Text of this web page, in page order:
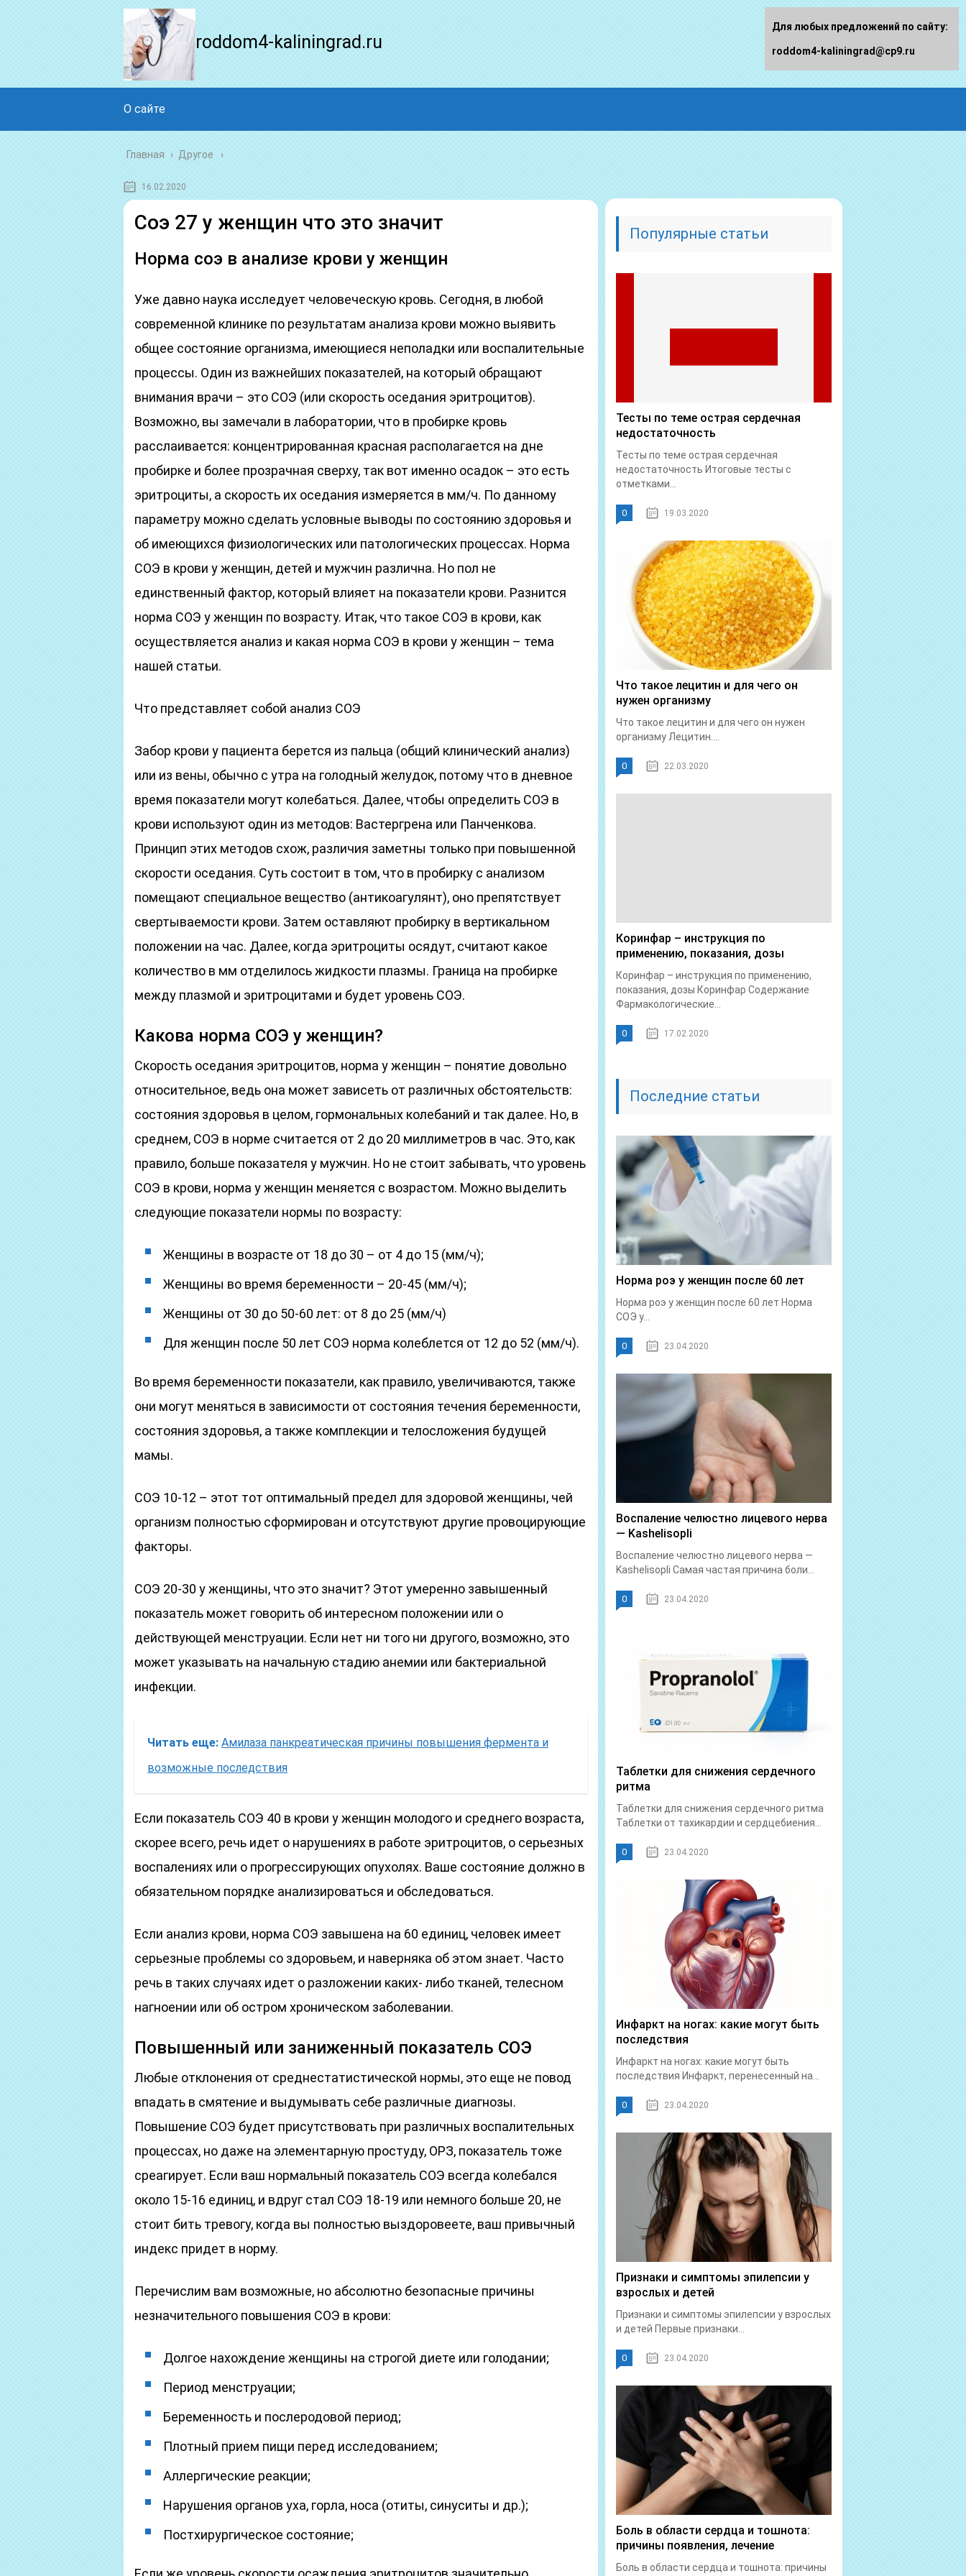
roddom4-kaliningrad.ru
О сайте
Главная › Другое
16.02.2020
Соэ 27 у женщин что это значит
Норма соэ в анализе крови у женщин
Уже давно наука исследует человеческую кровь. Сегодня, в любой
современной клинике по результатам анализа крови можно выявить
общее состояние организма, имеющиеся неполадки или воспалительные
процессы. Один из важнейших показателей, на который обращают
внимания врачи – это СОЭ (или скорость оседания эритроцитов).
Возможно, вы замечали в лаборатории, что в пробирке кровь
расслаивается: концентрированная красная располагается на дне
пробирке и более прозрачная сверху, так вот именно осадок – это есть
эритроциты, а скорость их оседания измеряется в мм/ч. По данному
параметру можно сделать условные выводы по состоянию здоровья и
об имеющихся физиологических или патологических процессах. Норма
СОЭ в крови у женщин, детей и мужчин различна. Но пол не
единственный фактор, который влияет на показатели крови. Разнится
норма СОЭ у женщин по возрасту. Итак, что такое СОЭ в крови, как
осуществляется анализ и какая норма СОЭ в крови у женщин – тема
нашей статьи.
Что представляет собой анализ СОЭ
Забор крови у пациента берется из пальца (общий клинический анализ)
или из вены, обычно с утра на голодный желудок, потому что в дневное
время показатели могут колебаться. Далее, чтобы определить СОЭ в
крови используют один из методов: Вастергрена или Панченкова.
Принцип этих методов схож, различия заметны только при повышенной
скорости оседания. Суть состоит в том, что в пробирку с анализом
помещают специальное вещество (антикоагулянт), оно препятствует
свертываемости крови. Затем оставляют пробирку в вертикальном
положении на час. Далее, когда эритроциты осядут, считают какое
количество в мм отделилось жидкости плазмы. Граница на пробирке
между плазмой и эритроцитами и будет уровень СОЭ.
Какова норма СОЭ у женщин?
Скорость оседания эритроцитов, норма у женщин – понятие довольно
относительное, ведь она может зависеть от различных обстоятельств:
состояния здоровья в целом, гормональных колебаний и так далее. Но, в
среднем, СОЭ в норме считается от 2 до 20 миллиметров в час. Это, как
правило, больше показателя у мужчин. Но не стоит забывать, что уровень
СОЭ в крови, норма у женщин меняется с возрастом. Можно выделить
следующие показатели нормы по возрасту:
Женщины в возрасте от 18 до 30 – от 4 до 15 (мм/ч);
Женщины во время беременности – 20-45 (мм/ч);
Женщины от 30 до 50-60 лет: от 8 до 25 (мм/ч)
Для женщин после 50 лет СОЭ норма колеблется от 12 до 52 (мм/ч).
Во время беременности показатели, как правило, увеличиваются, также
они могут меняться в зависимости от состояния течения беременности,
состояния здоровья, а также комплекции и телосложения будущей
мамы.
СОЭ 10-12 – этот тот оптимальный предел для здоровой женщины, чей
организм полностью сформирован и отсутствуют другие провоцирующие
факторы.
СОЭ 20-30 у женщины, что это значит? Этот умеренно завышенный
показатель может говорить об интересном положении или о
действующей менструации. Если нет ни того ни другого, возможно, это
может указывать на начальную стадию анемии или бактериальной
инфекции.
Читать еще: Амилаза панкреатическая причины повышения фермента и
возможные последствия
Если показатель СОЭ 40 в крови у женщин молодого и среднего возраста,
скорее всего, речь идет о нарушениях в работе эритроцитов, о серьезных
воспалениях или о прогрессирующих опухолях. Ваше состояние должно в
обязательном порядке анализироваться и обследоваться.
Если анализ крови, норма СОЭ завышена на 60 единиц, человек имеет
серьезные проблемы со здоровьем, и наверняка об этом знает. Часто
речь в таких случаях идет о разложении каких- либо тканей, телесном
нагноении или об остром хроническом заболевании.
Повышенный или заниженный показатель СОЭ
Любые отклонения от среднестатистической нормы, это еще не повод
впадать в смятение и выдумывать себе различные диагнозы.
Повышение СОЭ будет присутствовать при различных воспалительных
процессах, но даже на элементарную простуду, ОРЗ, показатель тоже
среагирует. Если ваш нормальный показатель СОЭ всегда колебался
около 15-16 единиц, и вдруг стал СОЭ 18-19 или немного больше 20, не
стоит бить тревогу, когда вы полностью выздоровеете, ваш привычный
индекс придет в норму.
Перечислим вам возможные, но абсолютно безопасные причины
незначительного повышения СОЭ в крови:
Долгое нахождение женщины на строгой диете или голодании;
Период менструации;
Беременность и послеродовой период;
Плотный прием пищи перед исследованием;
Аллергические реакции;
Нарушения органов уха, горла, носа (отиты, синуситы и др.);
Постхирургическое состояние;
Популярные статьи
Тесты по теме острая сердечная
недостаточность
Тесты по теме острая сердечная
недостаточность Итоговые тесты с
отметками...
0 19.03.2020
Что такое лецитин и для чего он
нужен организму
Что такое лецитин и для чего он нужен
организму Лецитин....
0 22.03.2020
Коринфар – инструкция по
применению, показания, дозы
Коринфар – инструкция по применению,
показания, дозы Коринфар Содержание
Фармакологические...
0 17.02.2020
Последние статьи
Норма роэ у женщин после 60 лет
Норма роэ у женщин после 60 лет Норма
СОЭ у...
0 23.04.2020
Воспаление челюстно лицевого нерва
— Kashelisopli
Воспаление челюстно лицевого нерва —
Kashelisopli Самая частая причина боли...
0 23.04.2020
Таблетки для снижения сердечного
ритма
Таблетки для снижения сердечного ритма
Таблетки от тахикардии и сердцебиения...
0 23.04.2020
Инфаркт на ногах: какие могут быть
последствия
Инфаркт на ногах: какие могут быть
последствия Инфаркт, перенесенный на...
0 23.04.2020
Признаки и симптомы эпилепсии у
взрослых и детей
Признаки и симптомы эпилепсии у взрослых
и детей Первые признаки...
0 23.04.2020
Боль в области сердца и тошнота:
причины появления, лечение
Боль в области сердца и тошнота: причины
Для любых предложений по сайту:
roddom4-kaliningrad@cp9.ru